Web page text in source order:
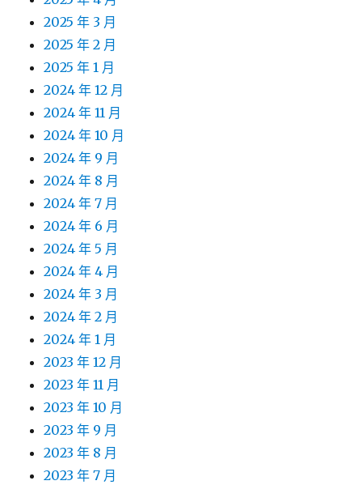
2025 年 3 月
2025 年 2 月
2025 年 1 月
2024 年 12 月
2024 年 11 月
2024 年 10 月
2024 年 9 月
2024 年 8 月
2024 年 7 月
2024 年 6 月
2024 年 5 月
2024 年 4 月
2024 年 3 月
2024 年 2 月
2024 年 1 月
2023 年 12 月
2023 年 11 月
2023 年 10 月
2023 年 9 月
2023 年 8 月
2023 年 7 月